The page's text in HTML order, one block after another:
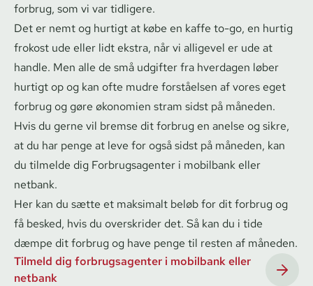
forbrug, som vi var tidligere.
Det er nemt og hurtigt at købe en kaffe to-go, en hurtig
frokost ude eller lidt ekstra, når vi alligevel er ude at
handle. Men alle de små udgifter fra hverdagen løber
hurtigt op og kan ofte mudre forståelsen af vores eget
forbrug og gøre økonomien stram sidst på måneden.
Hvis du gerne vil bremse dit forbrug en anelse og sikre,
at du har penge at leve for også sidst på måneden, kan
du tilmelde dig For­brugs­a­gen­ter i mobilbank eller
netbank.
Her kan du sætte et maksimalt beløb for dit forbrug og
få besked, hvis du overskrider det. Så kan du i tide
dæmpe dit forbrug og have penge til resten af måneden.
Tilmeld dig forbrugsagenter i mobilbank eller
netbank